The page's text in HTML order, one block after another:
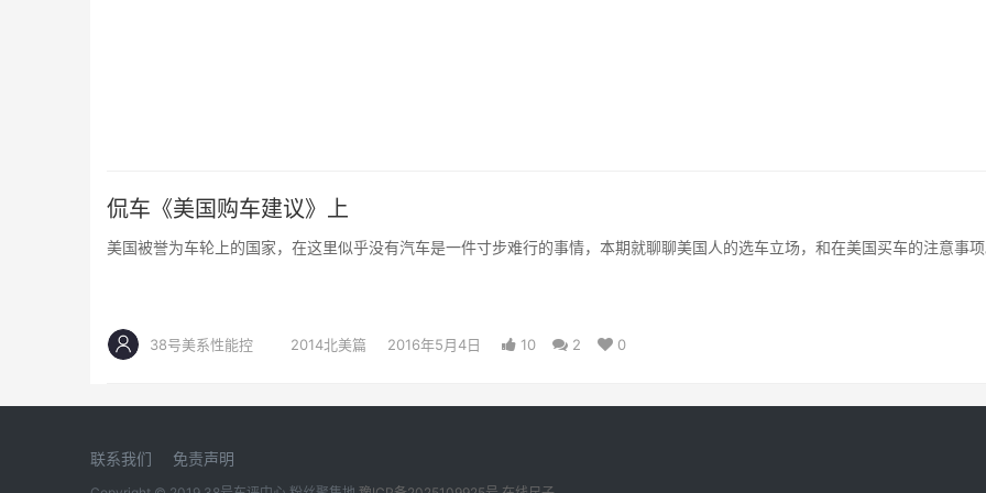
侃车《美国购车建议》上
美国被誉为车轮上的国家，在这里似乎没有汽车是一件寸步难行的事情，本期就聊聊美国人的选车立场，和在美国买车的注意事
38号美系性能控 2014北美篇 2016年5月4日 10 2 0
联系我们 免责声明